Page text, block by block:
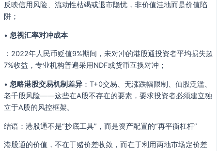
反映信用风险、流动性枯竭或退市隐忧，非价值洼地而是价值陷
阱；
• 忽视汇率对冲成本
：2022年人民币贬值9%期间，未对冲的港股通投资者平均损失超
7%收益，专业机构普遍采用NDF或货币互换对冲；
• 忽略港股交易机制差异 ：T+0交易、无涨跌幅限制、仙股泛滥、
老千股风险——这些在A股不存在的要素，要求投资者必须建立独
立于A股的风控框架。
结语：港股通不是“抄底工具”，而是资产配置的“再平衡杠杆”
港股通的价值，不在于赌价差收敛，而在于利用两地市场定价差